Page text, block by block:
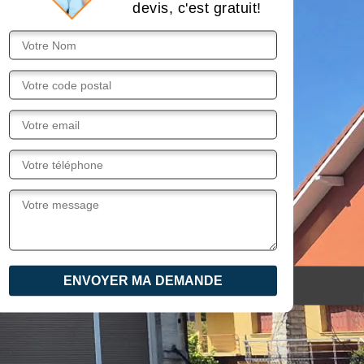
devis, c'est gratuit!